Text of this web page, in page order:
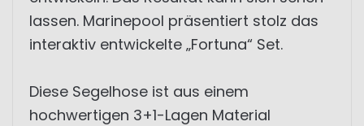
lassen. Marinepool präsentiert stolz das
interaktiv entwickelte „Fortuna“ Set.
Diese Segelhose ist aus einem
hochwertigen 3+1-Lagen Material